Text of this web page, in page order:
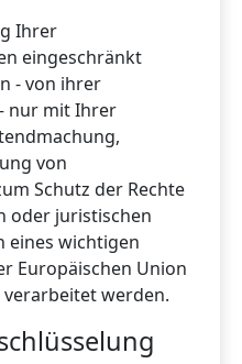
Ihrer
eingeschränkt
- von ihrer
nur mit Ihrer
von
Schutz der Rechte
oder juristischen
eines wichtigen
Europäischen Union
werden.